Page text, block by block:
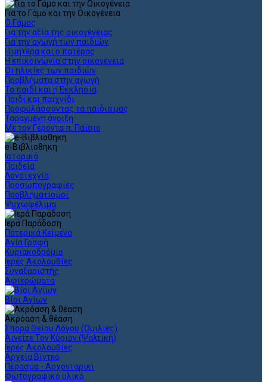
Για το Γάμο και την Οικογένεια
Ο Γάμος
Για την αξία της οικογένειας
Για την αγωγή των παιδιών
Η μητέρα και ο πατέρας
Η επικοινωνία στην οικογένεια
Οι ηλικίες των παιδιών
Προβλήματα στην αγωγή
Το παιδί και η Εκκλησία
Παιδί και παιχνίδι
Προφυλάσσοντας τα παιδιά μας
Ταραγμένη άνοιξη
Με τον Γέροντα π. Παϊσιο
e-Βιβλιοθηκη
Ιστορικά
Παιδεία
Λογοτεχνία
Προσωπογραφίες
Προβληματισμοί
Ψυχωφέλιμα
Ιερά Παράδοση
Πατερικά Κείμενα
Αγία Γραφή
Κυριακοδρόμιο
Ιερές Ακολουθίες
Συναξαριστής
Αφιερώματα
Βίοι Αγίων
Ακρόαση & θέαση
Σπορά Θείου Λόγου (Ομιλίες)
Αινείτε Τον Κύριον (Ψαλτική)
Ιερές Ακολουθίες
Αρχεία Βίντεο
Πέρασμα - Αρχονταρίκι
Φωτογραφικό υλικό